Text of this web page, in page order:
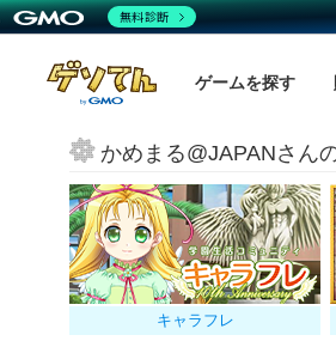
ゲームを探す
かめまる@JAPANさん
キャラフレ
無料診断